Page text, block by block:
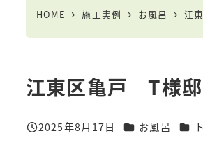
HOME 施工実例 お風呂 江
江東区亀戸 T様邸
投稿日
2025年8月17日 カテゴリー
お風呂 カテ